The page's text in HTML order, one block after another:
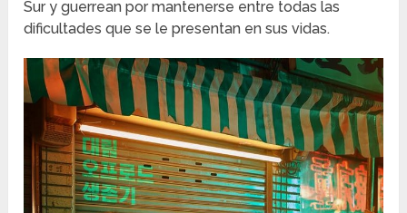
Sur y guerrean por mantenerse entre todas las
dificultades que se le presentan en sus vidas.